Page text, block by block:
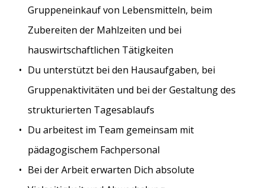
Gruppeneinkauf von Lebensmitteln, beim
Zubereiten der Mahlzeiten und bei
hauswirtschaftlichen Tätigkeiten
Du unterstützt bei den Hausaufgaben, bei
Gruppenaktivitäten und bei der Gestaltung des
strukturierten Tagesablaufs
Du arbeitest im Team gemeinsam mit
pädagogischem Fachpersonal
Bei der Arbeit erwarten Dich absolute